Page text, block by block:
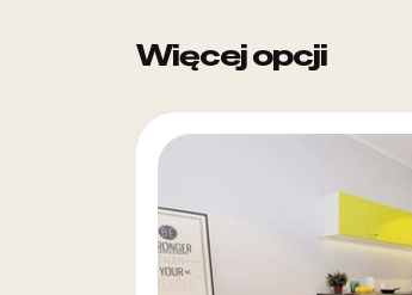
Więcej opcji